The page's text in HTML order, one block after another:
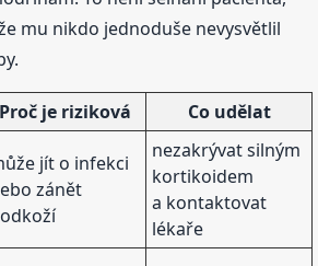
mu nikdo jednoduše nevysvětlil
Proč je riziková Co udělat
jít o infekci
zánět
nezakrývat silným
kortikoidem
a kontaktovat
lékaře